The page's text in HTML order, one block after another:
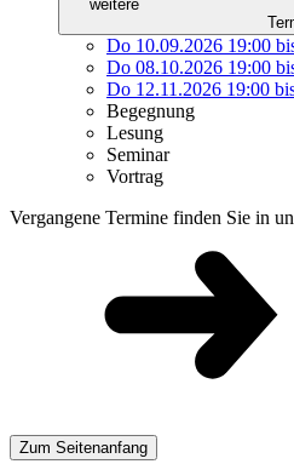
weitere
Do 10.09.2026 19:00
Do 08.10.2026 19:00
Do 12.11.2026 19:00
Begegnung
Lesung
Seminar
Vortrag
Vergangene Termine finden Sie in
Zum Seitenanfang